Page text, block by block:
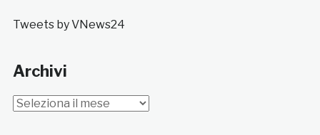
Tweets by VNews24
Archivi
Archivi